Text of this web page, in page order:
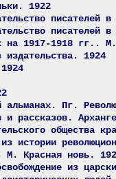
1922
на 1917-1918 гг..
1924
альманах. Пг.
и рассказов.
общества
из истории
М. Красная новь.
из